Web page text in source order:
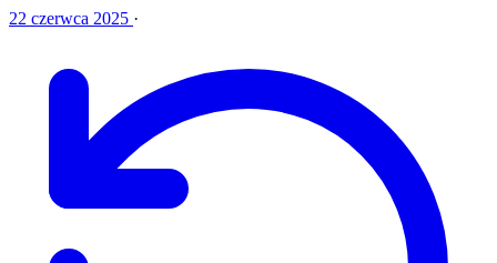
22 czerwca 2025 ·